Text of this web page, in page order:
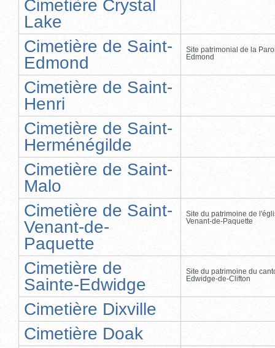
Cimetière Crystal
Lake
Cimetière de Saint-
Edmond
Site patrimonial de la
Edmond
Cimetière de Saint-
Henri
Cimetière de Saint-
Herménégilde
Cimetière de Saint-
Malo
Cimetière de Saint-
Venant-de-
Paquette
Site du patrimoine de
Venant-de-Paquette
Cimetière de
Sainte-Edwidge
Site du patrimoine du
Edwidge-de-Clifton
Cimetière Dixville
Cimetière Doak